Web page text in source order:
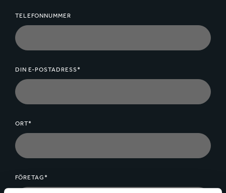
TELEFONNUMMER
DIN E-POSTADRESS*
ORT*
FÖRETAG*